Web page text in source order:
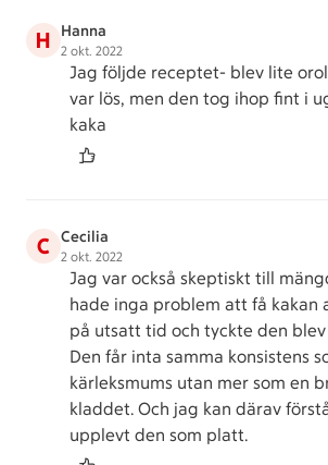
H Hanna
2 okt. 2022
Jag följde receptet- blev lite
var lös, men den tog ihop fint i
kaka
C Cecilia
2 okt. 2022
Jag var också skeptiskt till
hade inga problem att få kakan
på utsatt tid och tyckte den
Den får inta samma konsistens
kärleksmums utan mer som en
kladdet. Och jag kan därav
upplevt den som platt.